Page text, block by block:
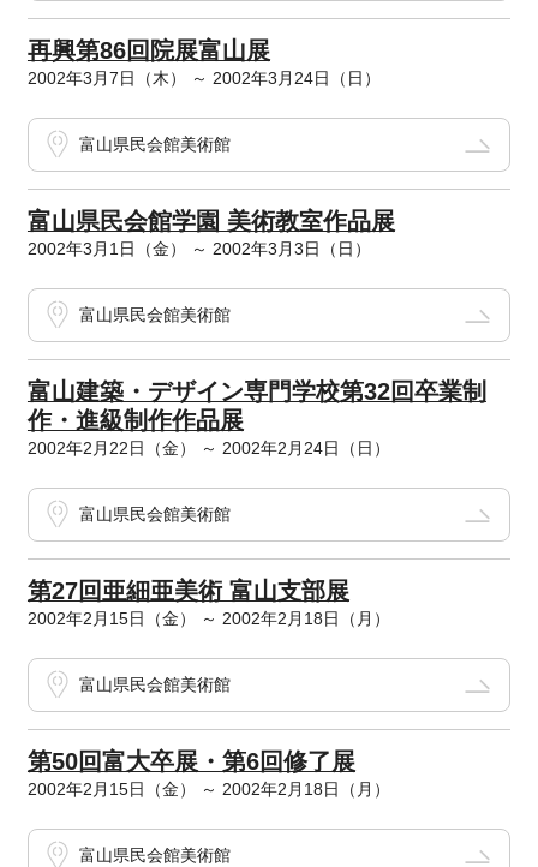
再興第86回院展富山展
2002年3月7日（木） ～ 2002年3月24日（日）
富山県民会館美術館
富山県民会館学園 美術教室作品展
2002年3月1日（金） ～ 2002年3月3日（日）
富山県民会館美術館
富山建築・デザイン専門学校第32回卒業制
作・進級制作作品展
2002年2月22日（金） ～ 2002年2月24日（日）
富山県民会館美術館
第27回亜細亜美術 富山支部展
2002年2月15日（金） ～ 2002年2月18日（月）
富山県民会館美術館
第50回富大卒展・第6回修了展
2002年2月15日（金） ～ 2002年2月18日（月）
富山県民会館美術館